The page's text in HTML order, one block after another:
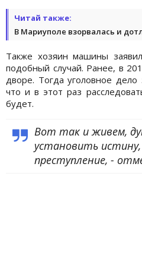
Читай также:
В Мариуполе взорвалась и
Также хозяин машины
подобный случай. Ранее, в
дворе. Тогда уголовное
что и в этот раз
будет.
Вот так и живем,
установить
преступление, -